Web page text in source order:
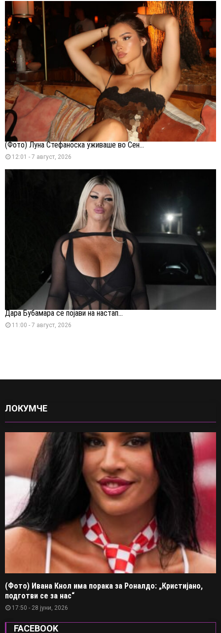
(Фото) Луна Стефаноска уживаше во Сен...
12:01 - 7 август, 2026
Дара Бубамара се појави на настап...
11:00 - 7 август, 2026
ЛОКУМЧЕ
(Фото) Ивана Кнол има порака за Роналдо: „Кристијано,
подготви се за нас“
17:50 - 28 јуни, 2026
FACEBOOK